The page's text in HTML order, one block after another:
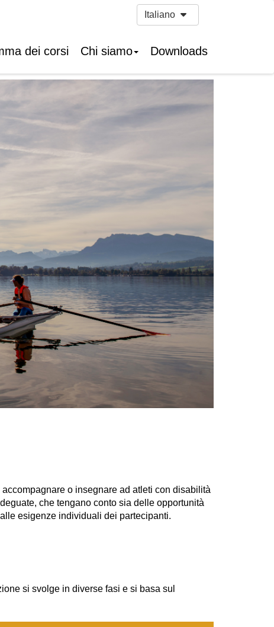
Italiano
dei corsi Chi siamo Downloads
o insegnare ad atleti con disabilità
che tengano conto sia delle opportunità
esigenze individuali dei partecipanti.
si svolge in diverse fasi e si basa sul